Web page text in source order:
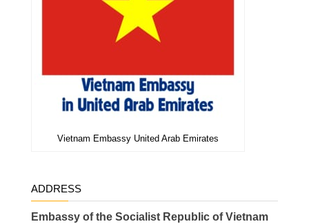
Vietnam Embassy United Arab Emirates
ADDRESS
Embassy of the Socialist Republic of Vietnam